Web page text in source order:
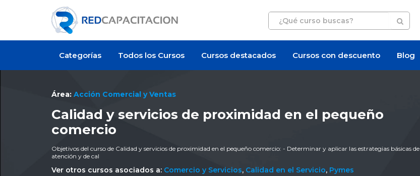
Categorías Todos los Cursos Cursos destacados Cursos con descuento Blog
Área: Acción Comercial y Ventas
Calidad y servicios de proximidad en el pequeño
comercio
Objetivos del curso de Calidad y servicios de proximidad en el pequeño comercio: - Determinar y aplicar las estrategias básicas de
atención y de cal
Ver otros cursos asociados a: Comercio y Servicios, Calidad en el Servicio, Pymes